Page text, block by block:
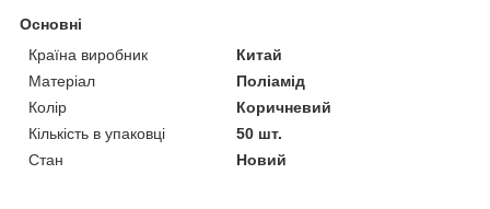
Основні
Країна виробник
Китай
Матеріал
Поліамід
Колір
Коричневий
Кількість в упаковці
50 шт.
Стан
Новий